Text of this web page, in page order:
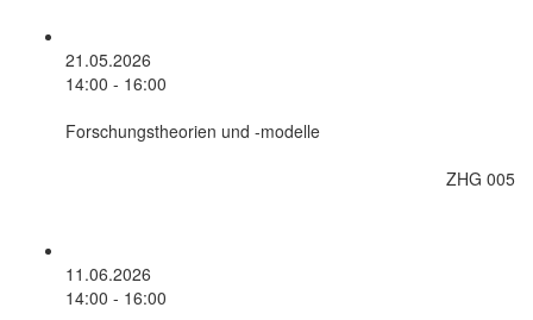
21.05.2026
14:00 - 16:00
Forschungstheorien und -modelle
ZHG 005
11.06.2026
14:00 - 16:00